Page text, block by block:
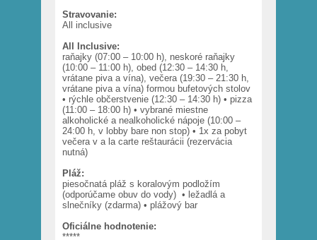
Stravovanie:
All inclusive
All Inclusive:
raňajky (07:00 – 10:00 h), neskoré raňajky
(10:00 – 11:00 h), obed (12:30 – 14:30 h,
vrátane piva a vína), večera (19:30 – 21:30 h,
vrátane piva a vína) formou bufetových stolov
• rýchle občerstvenie (12:30 – 14:30 h) • pizza
(11:00 – 18:00 h) • vybrané miestne
alkoholické a nealkoholické nápoje (10:00 –
24:00 h, v lobby bare non stop) • 1x za pobyt
večera v a la carte reštaurácii (rezervácia
nutná)
Pláž:
piesočnatá pláž s koralovým podložím
(odporúčame obuv do vody) • ležadlá a
slnečníky (zdarma) • plážový bar
Oficiálne hodnotenie:
*****